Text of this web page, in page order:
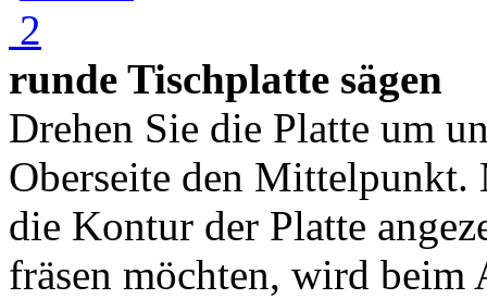
runde Tischplatte sägen
Drehen Sie die Platte um
Oberseite den
die Kontur der Platte
fräsen möchten, wird beim